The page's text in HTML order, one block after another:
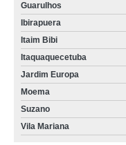
Guarulhos
Ibirapuera
Itaim Bibi
Itaquaquecetuba
Jardim Europa
Moema
Suzano
Vila Mariana